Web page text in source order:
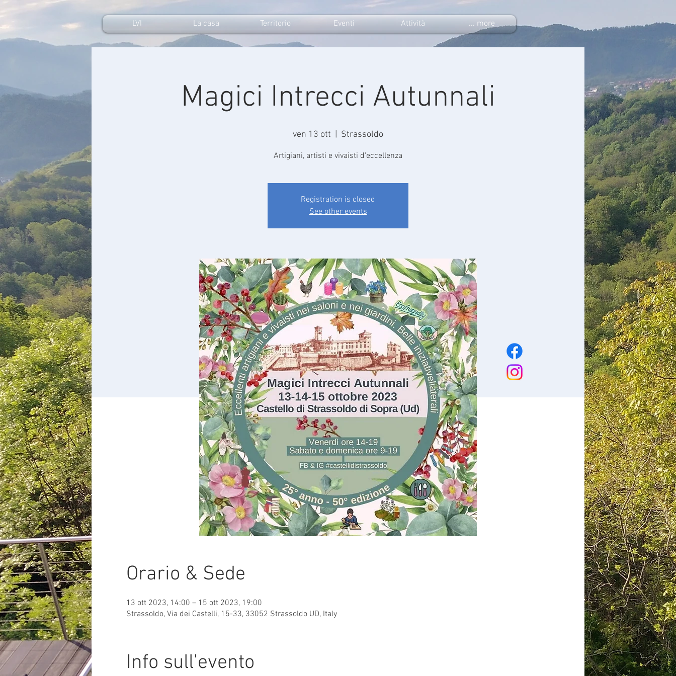
LVI La casa Territorio Eventi Attività ... more
Magici Intrecci Autunnali
ven 13 ott Strassoldo
Artigiani, artisti e vivaisti d'eccellenza
Registration is closed
See other events
Orario & Sede
13 ott 2023, 14:00 – 15 ott 2023, 19:00
Strassoldo, Via dei Castelli, 15-33, 33052 Strassoldo UD, Italy
Info sull'evento